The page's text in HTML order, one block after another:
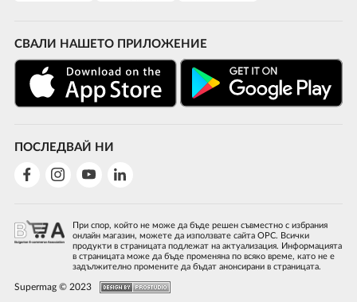
СВАЛИ НАШЕТО ПРИЛОЖЕНИЕ
ПОСЛЕДВАЙ НИ
При спор, който не може да бъде решен съвместно с избрания
онлайн магазин, можете да използвате сайта ОРС. Всички
продукти в страницата подлежат на актуализация. Информацията
в страницата може да бъде променяна по всяко време, като не е
задължително промените да бъдат анонсирани в страницата.
Supermag © 2023